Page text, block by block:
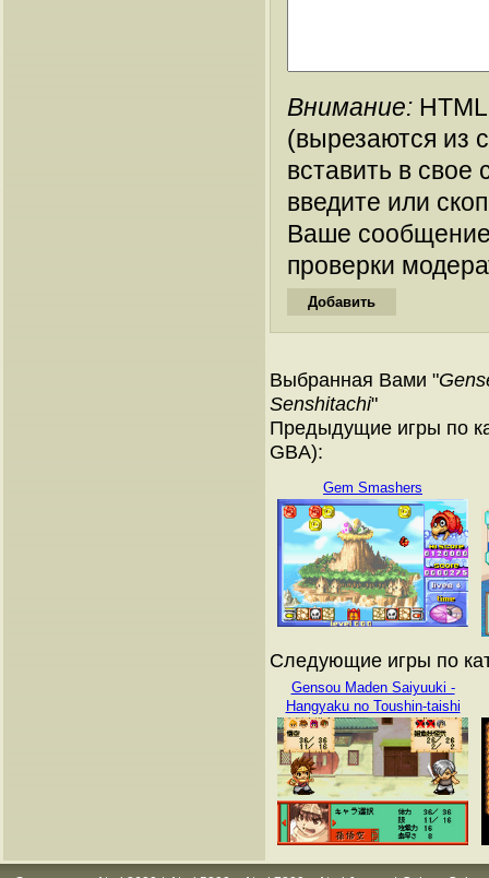
Внимание:
(вырезаются из
вставить в
введите или
Ваше
проверки
Выбранная Вами "
Senshitachi"
Предыдущие игры по
GBA):
Gem Smashers
Следующие игры по
Gensou Maden Saiyuuki -
Hangyaku no Toushin-taishi